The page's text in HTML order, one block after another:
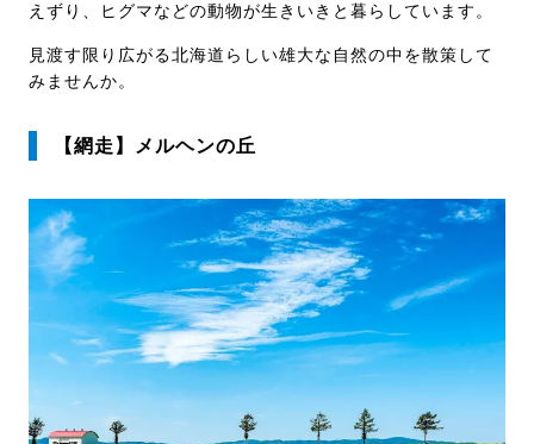
えずり、ヒグマなどの動物が生きいきと暮らしています。
見渡す限り広がる北海道らしい雄大な自然の中を散策して
みませんか。
【網走】メルヘンの丘